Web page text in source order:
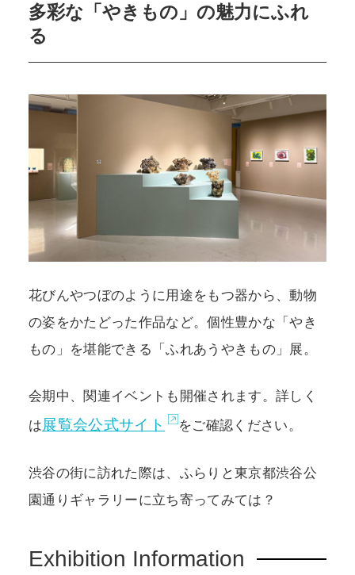
多彩な「やきもの」の魅力にふれ
る
花びんやつぼのように用途をもつ器から、動物
の姿をかたどった作品など。個性豊かな「やき
もの」を堪能できる「ふれあうやきもの」展。
会期中、関連イベントも開催されます。詳しく
は展覧会公式サイト をご確認ください。
渋谷の街に訪れた際は、ふらりと東京都渋谷公
園通りギャラリーに立ち寄ってみては？
Exhibition Information